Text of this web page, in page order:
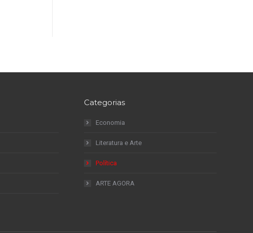
Categorias
Economia
Literatura e Arte
Política
ARTE AGORA